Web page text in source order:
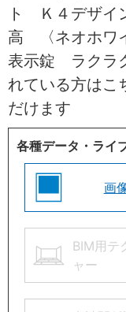
ト Ｋ４デザ
高 〈ネオホ
表示錠 ラクラ
れている方はこ
だけます
各種データ・ライ
画
BIM用テ
ャー